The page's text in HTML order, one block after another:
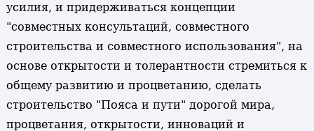
усилия, и придерживаться концепции
"совместных консультаций, совместного
строительства и совместного использования", на
основе открытости и толерантности стремиться к
общему развитию и процветанию, сделать
строительство "Пояса и пути" дорогой мира,
процветания, открытости, инноваций и